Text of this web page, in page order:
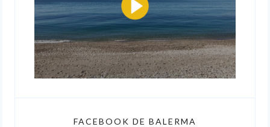
FACEBOOK DE BALERMA